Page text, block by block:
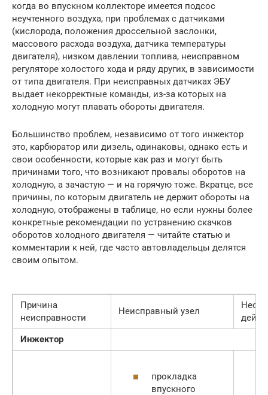
когда во впускном коллекторе имеется подсос
неучтенного воздуха, при проблемах с датчиками
(кислорода, положения дроссельной заслонки,
массового расхода воздуха, датчика температуры
двигателя), низком давлении топлива, неисправном
регуляторе холостого хода и ряду других, в зависимости
от типа двигателя. При неисправных датчиках ЭБУ
выдает некорректные команды, из-за которых на
холодную могут плавать обороты двигателя.
Большинство проблем, независимо от того инжектор
это, карбюратор или дизель, одинаковы, однако есть и
свои особенности, которые как раз и могут быть
причинами того, что возникают провалы оборотов на
холодную, а зачастую — и на горячую тоже. Вкратце, все
причины, по которым двигатель не держит обороты на
холодную, отображены в таблице, но если нужны более
конкретные рекомендации по устранению скачков
оборотов холодного двигателя — читайте статью и
комментарии к ней, где часто автовладельцы делятся
своим опытом.
Причина
неисправности
Неисправный узел
Инжектор
прокладка
впускного